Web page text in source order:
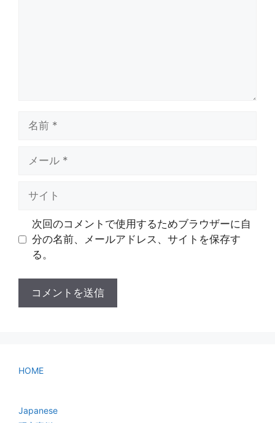
次回のコメントで使用するためブラウザーに自
分の名前、メールアドレス、サイトを保存す
る。
HOME
Japanese